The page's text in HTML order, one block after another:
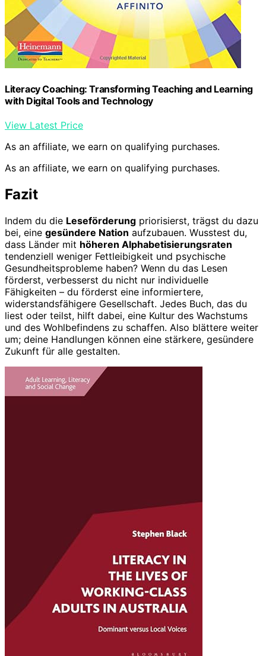
Literacy Coaching: Transforming Teaching and Learning
with Digital Tools and Technology
View Latest Price
As an affiliate, we earn on qualifying purchases.
As an affiliate, we earn on qualifying purchases.
Fazit
Indem du die Leseförderung priorisierst, trägst du dazu
bei, eine gesündere Nation aufzubauen. Wusstest du,
dass Länder mit höheren Alphabetisierungsraten
tendenziell weniger Fettleibigkeit und psychische
Gesundheitsprobleme haben? Wenn du das Lesen
förderst, verbesserst du nicht nur individuelle
Fähigkeiten – du förderst eine informiertere,
widerstandsfähigere Gesellschaft. Jedes Buch, das du
liest oder teilst, hilft dabei, eine Kultur des Wachstums
und des Wohlbefindens zu schaffen. Also blättere weiter
um; deine Handlungen können eine stärkere, gesündere
Zukunft für alle gestalten.